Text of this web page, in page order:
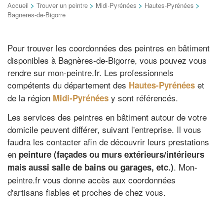
Accueil > Trouver un peintre > Midi-Pyrénées > Hautes-Pyrénées >
Bagneres-de-Bigorre
Pour trouver les coordonnées des peintres en bâtiment
disponibles à Bagnères-de-Bigorre, vous pouvez vous
rendre sur mon-peintre.fr. Les professionnels
compétents du département des Hautes-Pyrénées et
de la région Midi-Pyrénées y sont référencés.
Les services des peintres en bâtiment autour de votre
domicile peuvent différer, suivant l'entreprise. Il vous
faudra les contacter afin de découvrir leurs prestations
en peinture (façades ou murs extérieurs/intérieurs
mais aussi salle de bains ou garages, etc.). Mon-
peintre.fr vous donne accès aux coordonnées
d'artisans fiables et proches de chez vous.